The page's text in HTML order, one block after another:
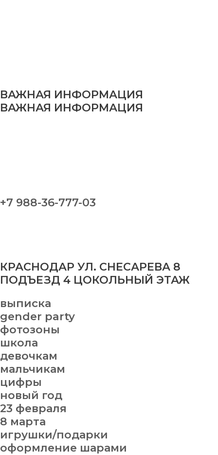
ВАЖНАЯ ИНФОРМАЦИЯ
ВАЖНАЯ ИНФОРМАЦИЯ
+7 988-36-777-03
КРАСНОДАР УЛ. СНЕСАРЕВА 8
ПОДЪЕЗД 4 ЦОКОЛЬНЫЙ ЭТАЖ
выписка
gender party
фотозоны
школа
девочкам
мальчикам
цифры
новый год
23 февраля
8 марта
игрушки/подарки
оформление шарами